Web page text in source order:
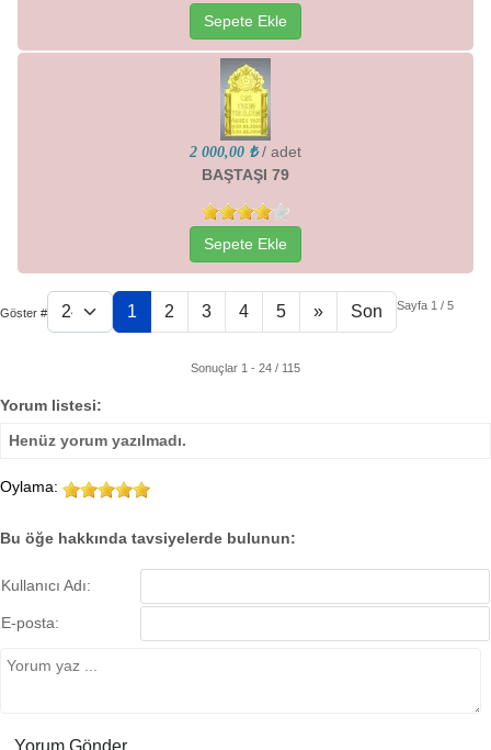
Sepete Ekle
2 000,00 ₺ / adet
BAŞTAŞI 79
Sepete Ekle
Göster # 1 2 3 4 5 » Son Sayfa 1 / 5
Sonuçlar 1 - 24 / 115
Yorum listesi:
Henüz yorum yazılmadı.
Oylama:
Bu öğe hakkında tavsiyelerde bulunun:
Kullanıcı Adı:
E-posta: